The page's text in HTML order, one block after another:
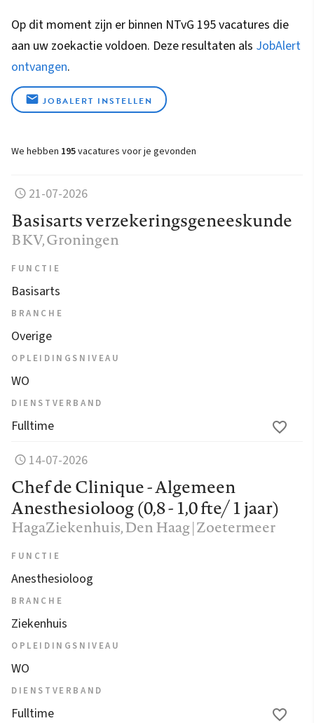
Op dit moment zijn er binnen NTvG 195 vacatures die
aan uw zoekactie voldoen. Deze resultaten als JobAlert
ontvangen.
JOBALERT INSTELLEN
We hebben 195vacatures voor je gevonden
21-07-2026
Basisarts verzekeringsgeneeskunde
BKV, Groningen
FUNCTIE
Basisarts
BRANCHE
Overige
OPLEIDINGSNIVEAU
WO
DIENSTVERBAND
Fulltime
14-07-2026
Chef de Clinique - Algemeen
Anesthesioloog (0,8 - 1,0 fte/ 1 jaar)
HagaZiekenhuis, Den Haag | Zoetermeer
FUNCTIE
Anesthesioloog
BRANCHE
Ziekenhuis
OPLEIDINGSNIVEAU
WO
DIENSTVERBAND
Fulltime